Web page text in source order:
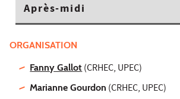
Après-midi
ORGANISATION
Fanny Gallot(CRHEC, UPEC)
Marianne Gourdon (CRHEC, UPEC)